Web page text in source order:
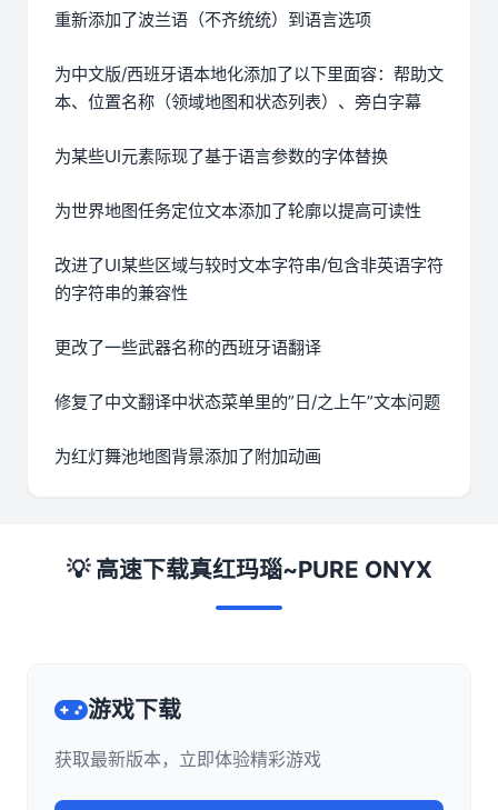
重新添加了波兰语（不齐统统）到语言选项
为中文版/西班牙语本地化添加了以下里面容：帮助文
本、位置名称（领域地图和状态列表）、旁白字幕
为某些UI元素际现了基于语言参数的字体替换
为世界地图任务定位文本添加了轮廓以提高可读性
改进了UI某些区域与较时文本字符串/包含非英语字符
的字符串的兼容性
更改了一些武器名称的西班牙语翻译
修复了中文翻译中状态菜单里的”日/之上午”文本问题
为红灯舞池地图背景添加了附加动画
💡 高速下载真红玛瑙~PURE ONYX
游戏下载
获取最新版本，立即体验精彩游戏